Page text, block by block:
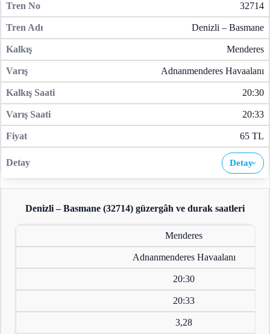
32714
Denizli – Basmane
Menderes
Adnanmenderes Havaalanı
20:30
20:33
65 TL
Detay›
Denizli – Basmane (32714) güzergâh ve durak saatleri
Menderes
Adnanmenderes Havaalanı
20:30
20:33
3,28